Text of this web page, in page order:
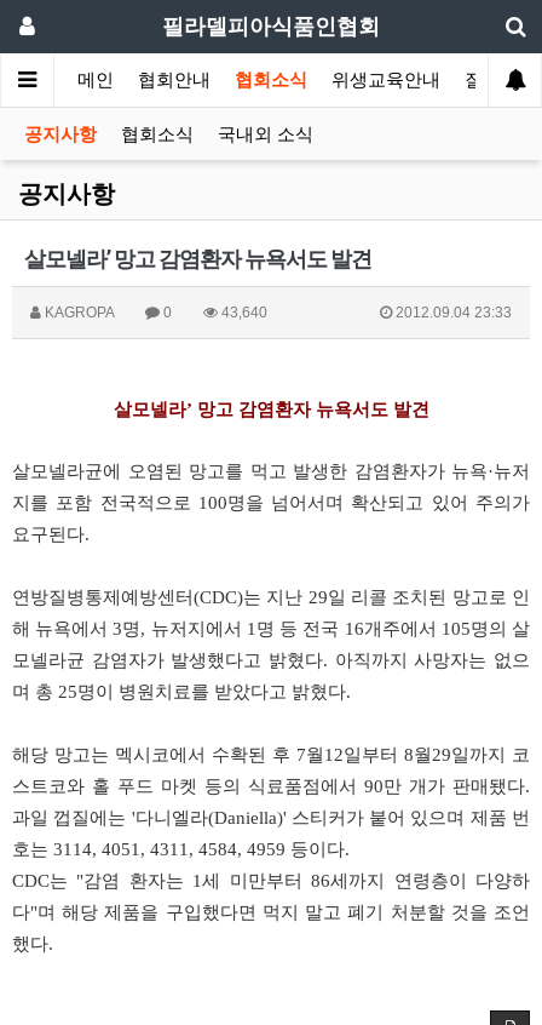
필라델피아식품인협회
메인 협회안내 협회소식 위생교육안내 질의답변
공지사항 협회소식 국내외 소식
공지사항
살모넬라’ 망고 감염환자 뉴욕서도 발견
KAGROPA 0 43,640 2012.09.04 23:33
살모넬라’ 망고 감염환자 뉴욕서도 발견
살모넬라균에 오염된 망고를 먹고 발생한 감염환자가 뉴욕·뉴저
지를 포함 전국적으로 100명을 넘어서며 확산되고 있어 주의가
요구된다.
연방질병통제예방센터(CDC)는 지난 29일 리콜 조치된 망고로 인
해 뉴욕에서 3명, 뉴저지에서 1명 등 전국 16개주에서 105명의 살
모넬라균 감염자가 발생했다고 밝혔다. 아직까지 사망자는 없으
며 총 25명이 병원치료를 받았다고 밝혔다.
해당 망고는 멕시코에서 수확된 후 7월12일부터 8월29일까지 코
스트코와 홀 푸드 마켓 등의 식료품점에서 90만 개가 판매됐다.
과일 껍질에는 '다니엘라(Daniella)' 스티커가 붙어 있으며 제품 번
호는 3114, 4051, 4311, 4584, 4959 등이다.
CDC는 "감염 환자는 1세 미만부터 86세까지 연령층이 다양하
다"며 해당 제품을 구입했다면 먹지 말고 폐기 처분할 것을 조언
했다.